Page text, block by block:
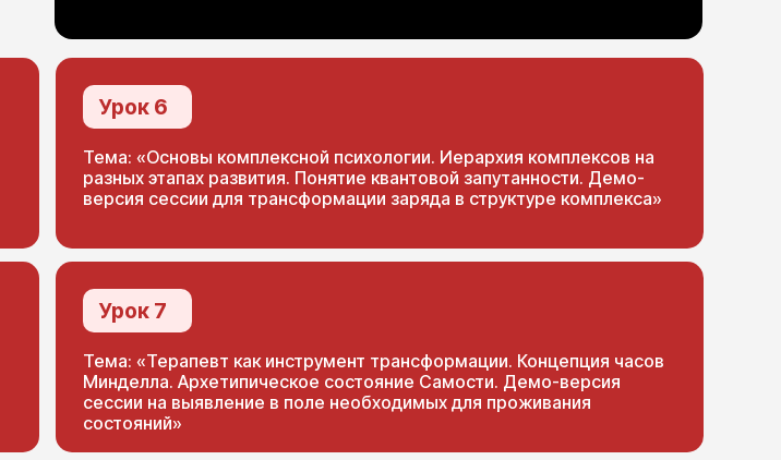
Тема: «Основы комплексной психологии. Иерархия комплексов на
разных этапах развития. Понятие квантовой запутанности. Демо-
версия сессии для трансформации заряда в структуре комплекса»
Урок 6
Тема: «Терапевт как инструмент трансформации. Концепция часов
Минделла. Архетипическое состояние Самости. Демо-версия
сессии на выявление в поле необходимых для проживания
состояний»
Урок 7